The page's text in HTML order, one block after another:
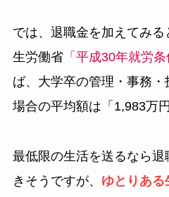
では、退職金を加えてみ
生労働省「平成30年就労条
ば、大学卒の管理・事務
場合の平均額は「1,983万
最低限の生活を送るなら
きそうですが、 ゆとりある